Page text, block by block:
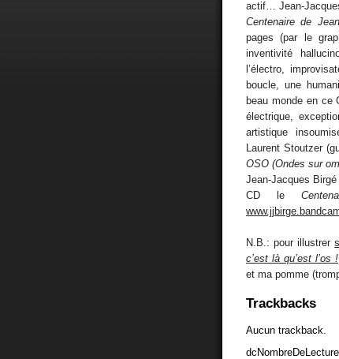
actif… Jean-
Centenaire de
pages (par le
inventivité
l’électro,
boucle, une
beau monde en ce
électrique,
artistique
Laurent Stoutzer
OSO (Ondes sur
Jean-Jacques
CD le
N.B.: pour illustrer
c’est là qu’est l’os !
et ma pomme
Trackbacks
Aucun trackback.